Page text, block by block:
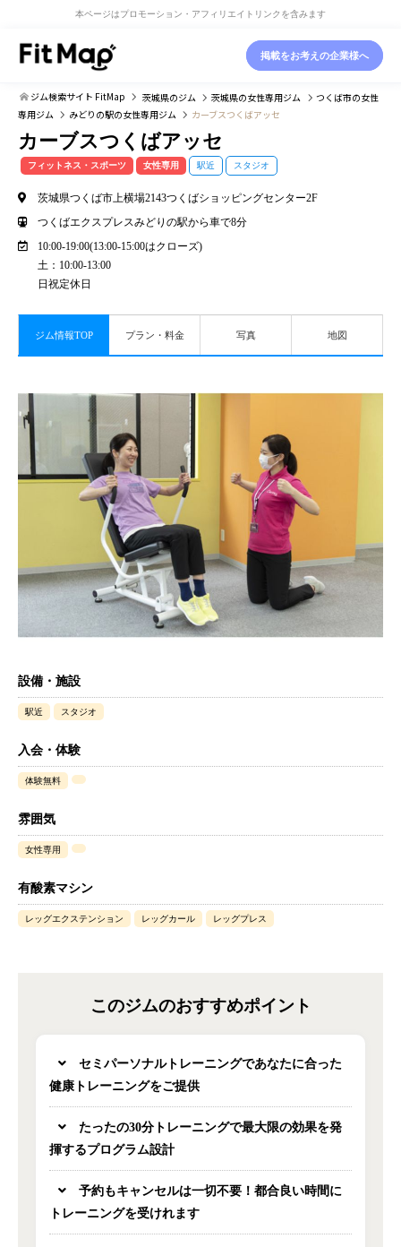
本ページはプロモーション・アフィリエイトリンクを含みます
掲載をお考えの企業様へ
ジム検索サイト FitMap 茨城県のジム 茨城県の女性専用ジム つくば市の女性
専用ジム
みどりの駅の女性専用ジム カーブスつくばアッセ
カーブスつくばアッセ
フィットネス・スポーツ 女性専用 駅近 スタジオ
茨城県つくば市上横場2143つくばショッピングセンター2F
つくばエクスプレスみどりの駅から車で8分
10:00-19:00(13:00-15:00はクローズ)
土：10:00-13:00
日祝定休日
ジム情報TOP プラン・料金 写真 地図
設備・施設
駅近 スタジオ
入会・体験
体験無料
雰囲気
女性専用
有酸素マシン
レッグエクステンション レッグカール レッグプレス
このジムのおすすめポイント
セミパーソナルトレーニングであなたに合った
健康トレーニングをご提供
たったの30分トレーニングで最大限の効果を発
揮するプログラム設計
予約もキャンセルは一切不要！都合良い時間に
トレーニングを受けれます